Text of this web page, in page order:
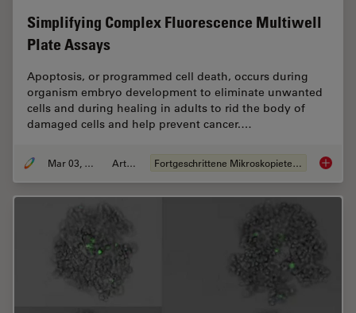
Simplifying Complex Fluorescence Multiwell
Plate Assays
Apoptosis, or programmed cell death, occurs during
organism embryo development to eliminate unwanted
cells and during healing in adults to rid the body of
damaged cells and help prevent cancer.…
Mar 03, 2022 Artikel Fortgeschrittene Mikroskopietechniken